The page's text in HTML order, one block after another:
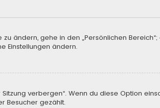
ändern, gehe in den „Persönlichen Bereich“;
Einstellungen ändern.
verbergen“. Wenn du diese Option
Besucher gezählt.